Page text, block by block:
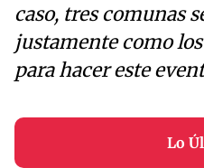
caso, tres comunas
justamente como
para hacer este
Lo